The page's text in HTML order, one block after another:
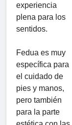
experiencia
plena para los
sentidos.
Fedua es muy
específica para
el cuidado de
pies y manos,
pero también
para la parte